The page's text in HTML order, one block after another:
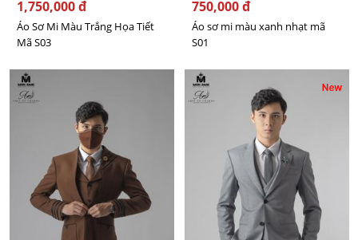
1,750,000 đ
Áo Sơ Mi Màu Trắng Họa Tiết
Mã S03
750,000 đ
Áo sơ mi màu xanh nhạt mã
S01